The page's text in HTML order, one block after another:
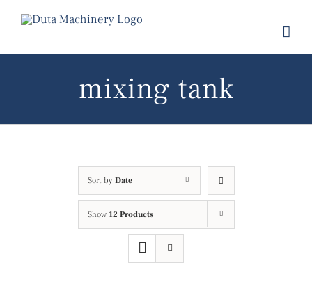
Skip
content
mixing tank
Sort by Date
Show 12 Products